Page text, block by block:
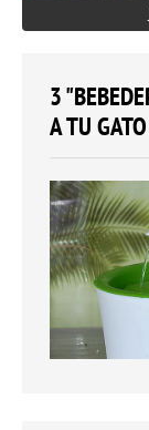
3
A TU GATO